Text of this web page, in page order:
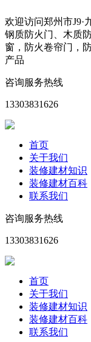
欢迎访问郑州市J9·
钢质防火门、木质
窗，防火卷帘门，
产品
咨询服务热线
13303831626
首页
关于我们
装修建材知识
装修建材百科
联系我们
咨询服务热线
13303831626
首页
关于我们
装修建材知识
装修建材百科
联系我们